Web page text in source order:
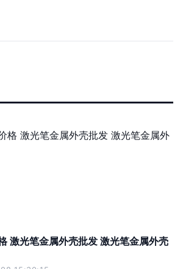
激光笔金属外壳批发 激光笔金属外壳